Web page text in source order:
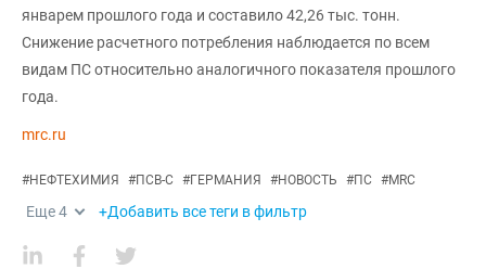
январем прошлого года и составило 42,26 тыс. тонн.
Снижение расчетного потребления наблюдается по всем
видам ПС относительно аналогичного показателя прошлого
года.
mrc.ru
#НЕФТЕХИМИЯ #ПСВ-С #ГЕРМАНИЯ #НОВОСТЬ #ПС #MRC
Еще4 +Добавить все теги в фильтр